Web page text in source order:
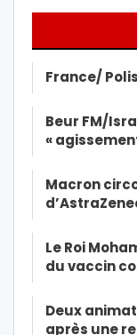
France/
Beur FM/
«
Macron
Le Roi
du vaccin
Deux
après une